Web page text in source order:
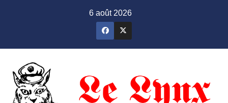
6 août 2026